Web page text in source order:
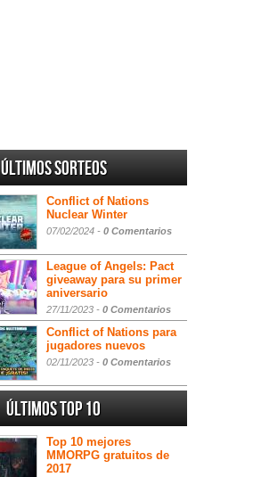
Últimos sorteos
Conflict of Nations
Nuclear Winter
07/02/2024 - 0 Comentarios
League of Angels: Pact
giveaway para su primer
aniversario
27/11/2023 - 0 Comentarios
Conflict of Nations para
jugadores nuevos
02/11/2023 - 0 Comentarios
Últimos Top 10
Top 10 mejores
MMORPG gratuitos de
2017